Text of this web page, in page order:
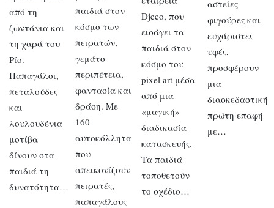
από τη
ζωντάνια και
τη χαρά του
Ρίο.
Παπαγάλοι,
πεταλούδες
και
λουλουδένια
μοτίβα
δίνουν στα
παιδιά τη
δυνατότητα…
παιδιά στον
κόσμο των
πειρατών,
γεμάτο
περιπέτεια,
φαντασία και
δράση. Με
160
αυτοκόλλητα
που
απεικονίζουν
πειρατές,
παπαγάλους
Djeco, που
εισάγει τα
παιδιά στον
κόσμο του
pixel art μέσα
από μια
«μαγική»
διαδικασία
κατασκευής.
Τα παιδιά
τοποθετούν
το σχέδιο…
αστείες
φιγούρες και
ευχάριστες
υφές,
προσφέρουν
μια
διασκεδαστική
πρώτη επαφή
με…